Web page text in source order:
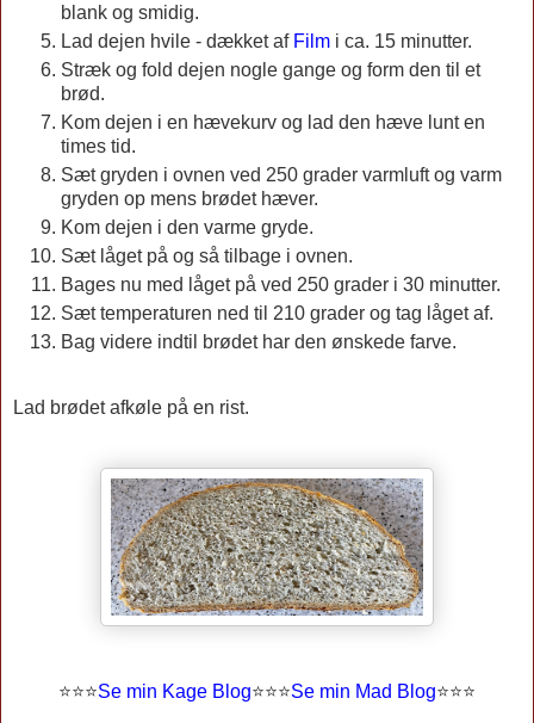
blank og smidig.
Lad dejen hvile - dækket af Film i ca. 15 minutter.
Stræk og fold dejen nogle gange og form den til et
brød.
Kom dejen i en hævekurv og lad den hæve lunt en
times tid.
Sæt gryden i ovnen ved 250 grader varmluft og varm
gryden op mens brødet hæver.
Kom dejen i den varme gryde.
Sæt låget på og så tilbage i ovnen.
Bages nu med låget på ved 250 grader i 30 minutter.
Sæt temperaturen ned til 210 grader og tag låget af.
Bag videre indtil brødet har den ønskede farve.
Lad brødet afkøle på en rist.
⭐⭐⭐Se min Kage Blog⭐⭐⭐Se min Mad Blog⭐⭐⭐